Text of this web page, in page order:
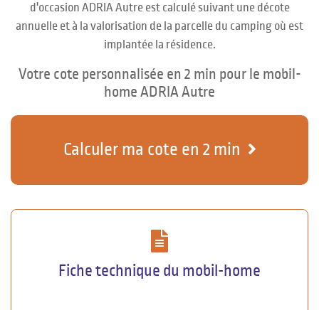
d'occasion ADRIA Autre est calculé suivant une décote
annuelle et à la valorisation de la parcelle du camping où est
implantée la résidence.
Votre cote personnalisée en 2 min pour le mobil-
home ADRIA Autre
Calculer ma cote en 2 min
Fiche technique du mobil-home